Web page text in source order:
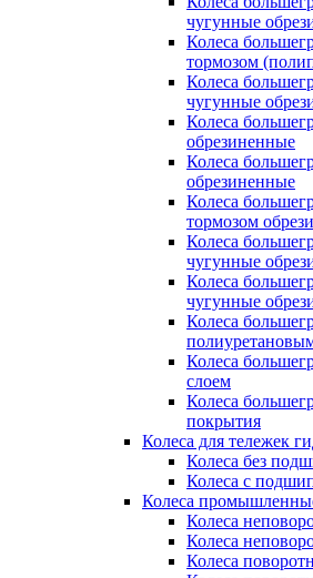
чугунные
Колеса
тормозом
Колеса
чугунные
Колеса
обрезиненные
Колеса
обрезиненные
Колеса
тормозом
Колеса
чугунные
Колеса
чугунные
Колеса
Колеса
слоем
Колеса
покрытия
Колеса для тележек
Колеса без
Колеса с
Колеса
Колеса
Колеса
Колеса